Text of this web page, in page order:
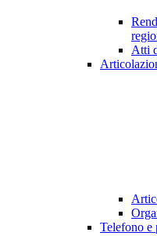
Atti
Telefono e